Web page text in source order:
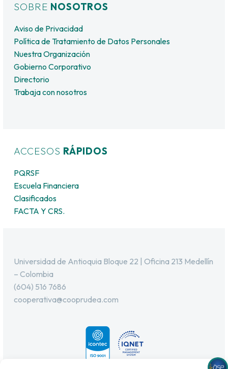
SOBRE NOSOTROS
Aviso de Privacidad
Política de Tratamiento de Datos Personales
Nuestra Organización
Gobierno Corporativo
Directorio
Trabaja con nosotros
ACCESOS RÁPIDOS
PQRSF
Escuela Financiera
Clasificados
FACTA Y CRS.
Universidad de Antioquia Bloque 22 | Oficina 213 Medellín
– Colombia
(604) 516 7686
cooperativa@cooprudea.com